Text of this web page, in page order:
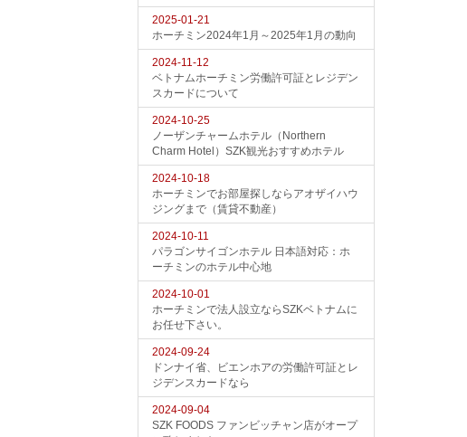
2025-01-21
ホーチミン2024年1月～2025年1月の動向
2024-11-12
ベトナムホーチミン労働許可証とレジデン
スカードについて
2024-10-25
ノーザンチャームホテル（Northern
Charm Hotel）SZK観光おすすめホテル
2024-10-18
ホーチミンでお部屋探しならアオザイハウ
ジングまで（賃貸不動産）
2024-10-11
パラゴンサイゴンホテル 日本語対応：ホ
ーチミンのホテル中心地
2024-10-01
ホーチミンで法人設立ならSZKベトナムに
お任せ下さい。
2024-09-24
ドンナイ省、ビエンホアの労働許可証とレ
ジデンスカードなら
2024-09-04
SZK FOODS ファンビッチャン店がオープ